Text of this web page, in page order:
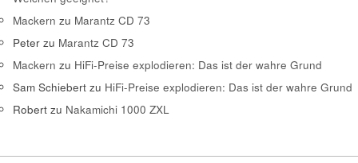
Mackern zu Marantz CD 73
Peter zu Marantz CD 73
Mackern zu HiFi-Preise explodieren: Das ist der wahre Grund
Sam Schiebert zu HiFi-Preise explodieren: Das ist der wahre Grund
Robert zu Nakamichi 1000 ZXL